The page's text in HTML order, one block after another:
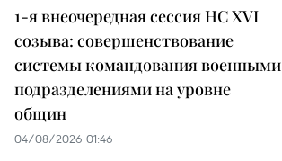
1-я внеочередная сессия НС XVI
созыва: совершенствование
системы командования военными
подразделениями на уровне
общин
04/08/2026 01:46